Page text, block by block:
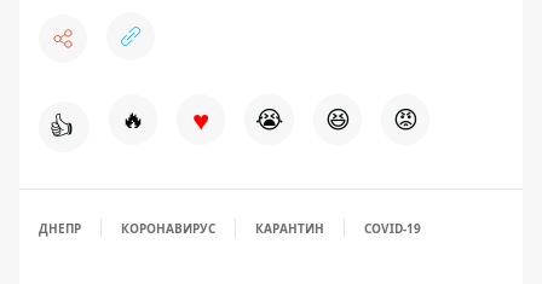
👍 🔥 ♥ 😭 😆 😡
ДНЕПР КОРОНАВИРУС КАРАНТИН COVID-19